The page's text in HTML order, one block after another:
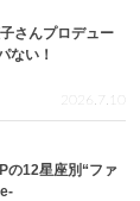
さんプロデュー
ない！
2026.7.10
の12星座別“ファ